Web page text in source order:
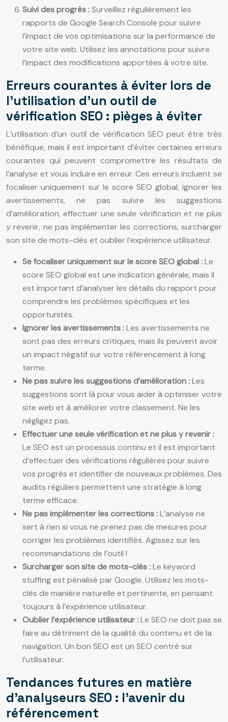
Suivi des progrès :Surveillez régulièrement les
rapports de Google Search Console pour suivre
l’impact de vos optimisations sur la performance de
votre site web. Utilisez les annotations pour suivre
l’impact des modifications apportées à votre site.
Erreurs courantes à éviter lors de
l’utilisation d’un outil de
vérification SEO : pièges à éviter
L’utilisation d’un outil de vérification SEO peut être très
bénéfique, mais il est important d’éviter certaines erreurs
courantes qui peuvent compromettre les résultats de
l’analyse et vous induire en erreur. Ces erreurs incluent se
focaliser uniquement sur le score SEO global, ignorer les
avertissements, ne pas suivre les suggestions
d’amélioration, effectuer une seule vérification et ne plus
y revenir, ne pas implémenter les corrections, surcharger
son site de mots-clés et oublier l’expérience utilisateur.
Se focaliser uniquement sur le score SEO global :Le
score SEO global est une indication générale, mais il
est important d’analyser les détails du rapport pour
comprendre les problèmes spécifiques et les
opportunités.
Ignorer les avertissements :Les avertissements ne
sont pas des erreurs critiques, mais ils peuvent avoir
un impact négatif sur votre référencement à long
terme.
Ne pas suivre les suggestions d’amélioration :Les
suggestions sont là pour vous aider à optimiser votre
site web et à améliorer votre classement. Ne les
négligez pas.
Effectuer une seule vérification et ne plus y revenir :
Le SEO est un processus continu et il est important
d’effectuer des vérifications régulières pour suivre
vos progrès et identifier de nouveaux problèmes. Des
audits réguliers permettent une stratégie à long
terme efficace.
Ne pas implémenter les corrections :L’analyse ne
sert à rien si vous ne prenez pas de mesures pour
corriger les problèmes identifiés. Agissez sur les
recommandations de l’outil !
Surcharger son site de mots-clés :Le keyword
stuffing est pénalisé par Google. Utilisez les mots-
clés de manière naturelle et pertinente, en pensant
toujours à l’expérience utilisateur.
Oublier l’expérience utilisateur :Le SEO ne doit pas se
faire au détriment de la qualité du contenu et de la
navigation. Un bon SEO est un SEO centré sur
l’utilisateur.
Tendances futures en matière
d’analyseurs SEO : l’avenir du
référencement